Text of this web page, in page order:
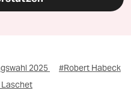
2025
#Robert Habeck